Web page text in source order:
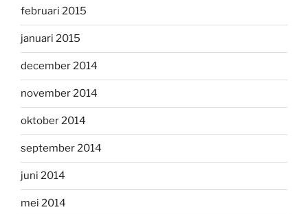
februari 2015
januari 2015
december 2014
november 2014
oktober 2014
september 2014
juni 2014
mei 2014